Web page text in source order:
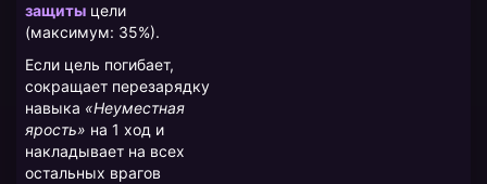
защиты цели
(максимум: 35%).
Если цель погибает,
сокращает перезарядку
навыка «Неуместная
ярость» на 1 ход и
накладывает на всех
остальных врагов